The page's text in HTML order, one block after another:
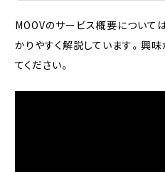
MOOVのサービス概要について
かりやすく解説しています。興
てください。